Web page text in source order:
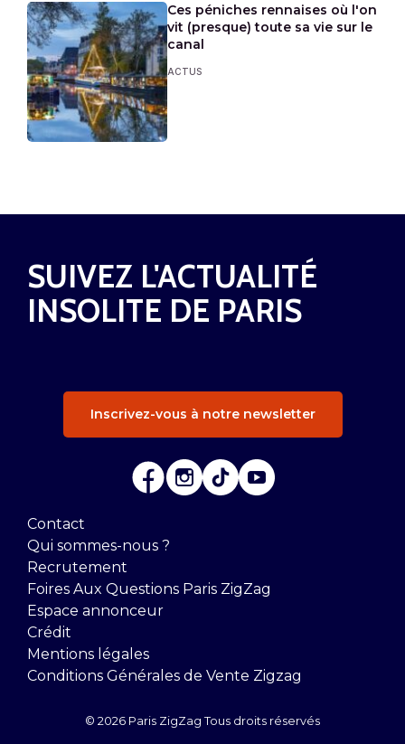
Ces péniches rennaises où l'on
vit (presque) toute sa vie sur le
canal
ACTUS
SUIVEZ L'ACTUALITÉ
INSOLITE DE PARIS
Inscrivez-vous à notre newsletter
Contact
Qui sommes-nous ?
Recrutement
Foires Aux Questions Paris ZigZag
Espace annonceur
Crédit
Mentions légales
Conditions Générales de Vente Zigzag
© 2026 Paris ZigZag Tous droits réservés